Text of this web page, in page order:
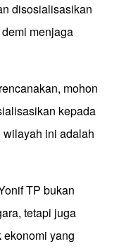
disosialisasikan
menjaga
mohon
kepada
wilayah ini adalah
TP bukan
tetapi juga
yang